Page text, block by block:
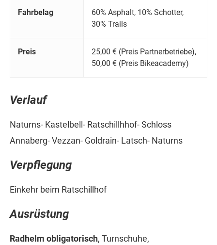
Fahrbelag
60% Asphalt, 10% Schotter,
30% Trails
Preis
25,00 € (Preis Partnerbetriebe),
50,00 € (Preis Bikeacademy)
Verlauf
Naturns- Kastelbell- Ratschillhhof- Schloss
Annaberg- Vezzan- Goldrain- Latsch- Naturns
Verpflegung
Einkehr beim Ratschillhof
Ausrüstung
Radhelm obligatorisch, Turnschuhe,